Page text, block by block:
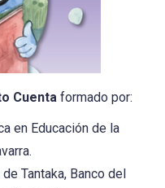
Cuenta formado por:
en Educación de la
Tantaka, Banco del